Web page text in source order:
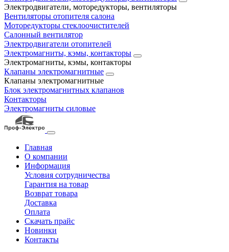
Электродвигатели, моторедукторы, вентиляторы
Вентиляторы отопителя салона
Моторедукторы стеклоочистителей
Салонный вентилятор
Электродвигатели отопителей
Электромагниты, кэмы, контакторы
Электромагниты, кэмы, контакторы
Клапаны электромагнитные
Клапаны электромагнитные
Блок электромагнитных клапанов
Контакторы
Электромагниты силовые
Главная
О компании
Информация
Условия сотрудничества
Гарантия на товар
Возврат товара
Доставка
Оплата
Скачать прайс
Новинки
Контакты